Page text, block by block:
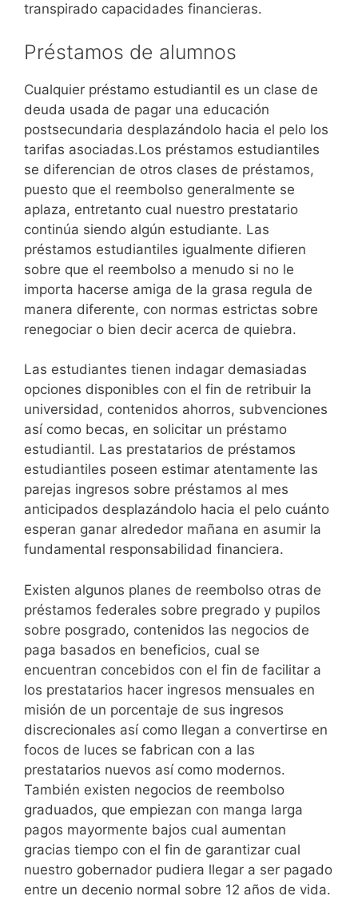
transpirado capacidades financieras.
Préstamos de alumnos
Cualquier préstamo estudiantil es un clase de
deuda usada de pagar una educación
postsecundaria desplazándolo hacia el pelo los
tarifas asociadas.Los préstamos estudiantiles
se diferencian de otros clases de préstamos,
puesto que el reembolso generalmente se
aplaza, entretanto cual nuestro prestatario
continúa siendo algún estudiante. Las
préstamos estudiantiles igualmente difieren
sobre que el reembolso a menudo si no le
importa hacerse amiga de la grasa regula de
manera diferente, con normas estrictas sobre
renegociar o bien decir acerca de quiebra.
Las estudiantes tienen indagar demasiadas
opciones disponibles con el fin de retribuir la
universidad, contenidos ahorros, subvenciones
así­ como becas, en solicitar un préstamo
estudiantil. Las prestatarios de préstamos
estudiantiles poseen estimar atentamente las
parejas ingresos sobre préstamos al mes
anticipados desplazándolo hacia el pelo cuánto
esperan ganar alrededor mañana en asumir la
fundamental responsabilidad financiera.
Existen algunos planes de reembolso otras de
préstamos federales sobre pregrado y pupilos
sobre posgrado, contenidos las negocios de
paga basados ​​en beneficios, cual se
encuentran concebidos con el fin de facilitar a
los prestatarios hacer ingresos mensuales en
misión de un porcentaje de sus ingresos
discrecionales así­ como llegan a convertirse en
focos de luces se fabrican con a las
prestatarios nuevos así­ como modernos.
También existen negocios de reembolso
graduados, que empiezan con manga larga
pagos mayormente bajos cual aumentan
gracias tiempo con el fin de garantizar cual
nuestro gobernador pudiera llegar a ser pagado
entre un decenio normal sobre 12 años de vida.